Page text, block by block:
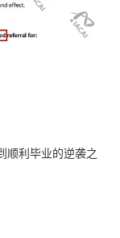
顺利毕业的逆袭之